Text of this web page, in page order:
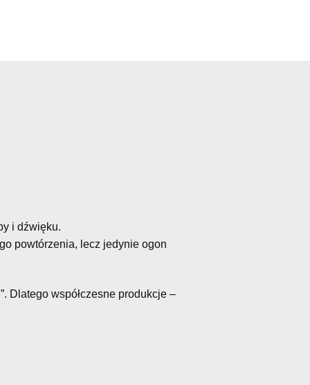
i dźwięku.
powtórzenia, lecz jedynie ogon
Dlatego współczesne produkcje –